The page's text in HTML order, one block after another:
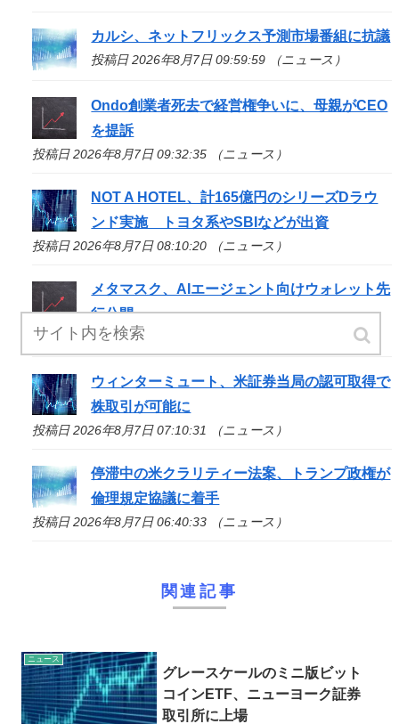
カルシ、ネットフリックス予測市場番組に抗議
投稿日 2026年8月7日 09:59:59 （ニュース）
Ondo創業者死去で経営権争いに、母親がCEO
を提訴
投稿日 2026年8月7日 09:32:35 （ニュース）
NOT A HOTEL、計165億円のシリーズDラウ
ンド実施 トヨタ系やSBIなどが出資
投稿日 2026年8月7日 08:10:20 （ニュース）
メタマスク、AIエージェント向けウォレット先
行公開
投稿日 2026年8月7日 07:55:29 （ニュース）
ウィンターミュート、米証券当局の認可取得で
株取引が可能に
投稿日 2026年8月7日 07:10:31 （ニュース）
停滞中の米クラリティー法案、トランプ政権が
倫理規定協議に着手
投稿日 2026年8月7日 06:40:33 （ニュース）
関連記事
ニュース
グレースケールのミニ版ビット
コインETF、ニューヨーク証券
取引所に上場